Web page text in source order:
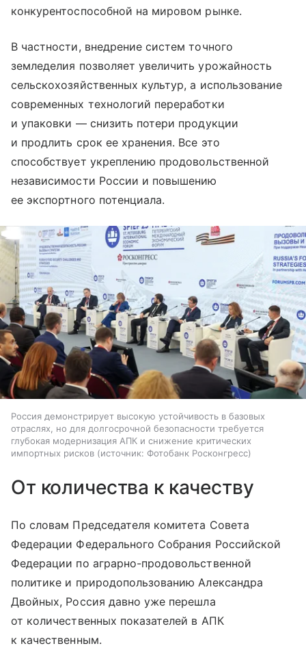
конкурентоспособной на мировом рынке.
В частности, внедрение систем точного
земледелия позволяет увеличить урожайность
сельскохозяйственных культур, а использование
современных технологий переработки
и упаковки — снизить потери продукции
и продлить срок ее хранения. Все это
способствует укреплению продовольственной
независимости России и повышению
ее экспортного потенциала.
Россия демонстрирует высокую устойчивость в базовых
отраслях, но для долгосрочной безопасности требуется
глубокая модернизация АПК и снижение критических
импортных рисков
источник: Фотобанк Росконгресс
От количества к качеству
По словам Председателя комитета Совета
Федерации Федерального Собрания Российской
Федерации по аграрно-продовольственной
политике и природопользованию Александра
Двойных, Россия давно уже перешла
от количественных показателей в АПК
к качественным.